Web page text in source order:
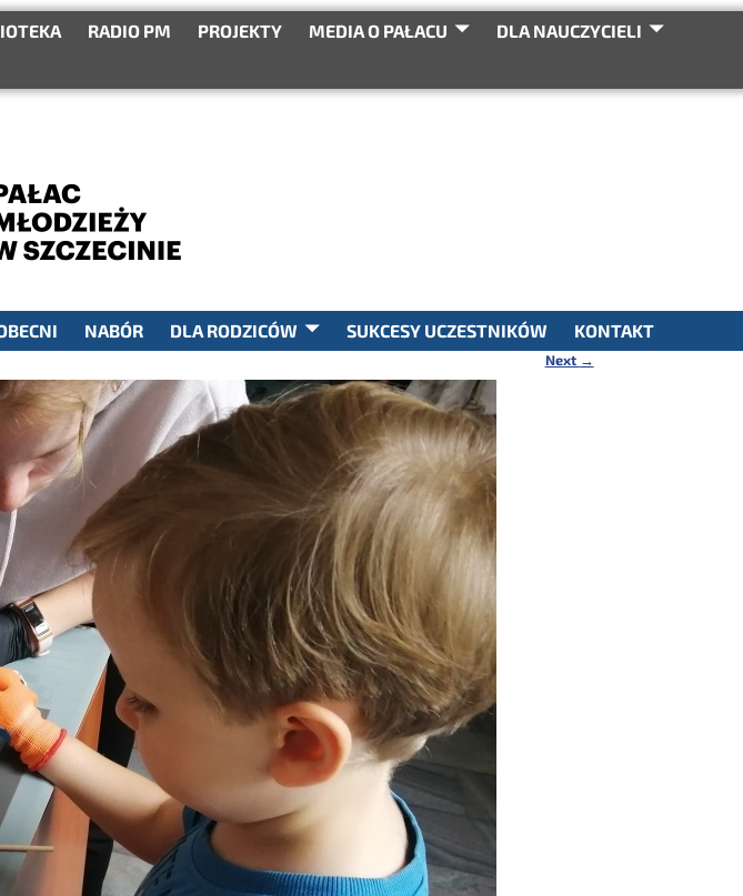
RADIO PM PROJEKTY MEDIA O PAŁACU
DLA NAUCZYCIELI
SEARCH
NABÓR DLA RODZICÓW SUKCESY UCZESTNIKÓW KONTAKT
Next →